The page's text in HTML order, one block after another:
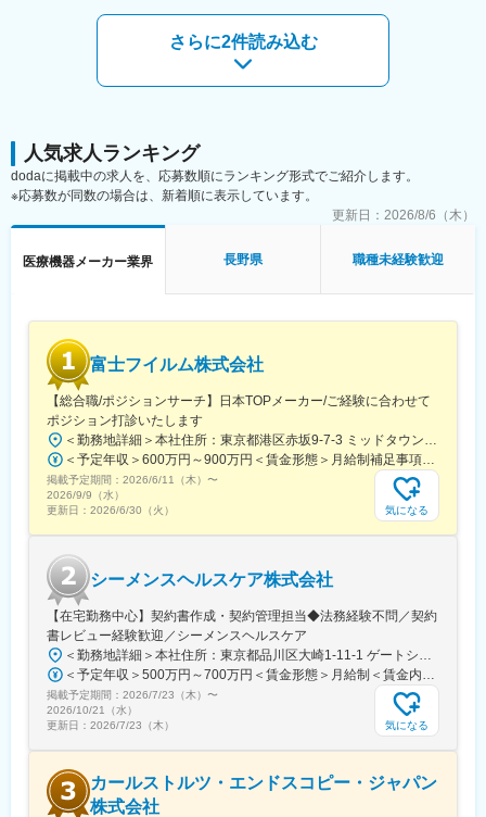
※保守点検は契約締結や請求業務はありますが、契約目標などの予
算はありません。
※緊急時の一次対応はコールセンターが対応です。二次対応として
後日修理に訪問することがメインとなります。
顧客から圧倒的な知名度があるだけでなく、業務を通して顧客と
深く接点を持てるため、営業職など社内連携を通して、顧客の検
査の質や生産性向上に貢献することができます。実際に本ポジシ
ョンからの声で製品改良に繋がった事例が複数あり、オープンな
環境、かつチーム全員で協力・分担する環境があります。
■働き方：
得ます。また大型連休など、医療機関がお休みの際に作業が集中
します。夜間/休日の対応は週単位でチームで当番制で行ってお
り、特定の人員が多くならないようにしています。また、当番や
緊急対応などで夜間/休日勤務を行なった場合は翌日半休や代休な
どを必ず取得いただくのが前提です。
■研修体制：
入社後6か月間は東京本社での研修を予定しております。（遠方の
方は住居を手配します。）取り扱い製品数は多いですが、支店配
属後も先輩社員との同行を通して業務習得していただくため、業
界未経験であっても一人立ちできるよう研修体制を整えておりま
変更の範囲：会社の定める業務
さらに2件読み込む
人気求人ランキング
dodaに掲載中の求人を、応募数順にランキング形式でご紹介します。
※応募数が同数の場合は、新着順に表示しています。
更新日： 2026/8/6（木）
医療機器メーカー業界 長野県 職種未経験歓迎
富士フイルム株式会社
【総合職/ポジションサーチ】日本TOPメーカー/ご経験に合わせて
ポジション打診いたします
＜勤務地詳細＞本社住所：東京都港区赤坂9-7-3 ミッドタウン・ウェスト勤務地最寄駅：東京メトロ日比谷線／都営大江戸線／六本木駅受動喫煙対策：敷地内全面禁煙変更の範囲：会社の定める事業所（リモートワーク含む）
＜予定年収＞600万円～900万円＜賃金形態＞月給制補足事項なし＜賃金内訳＞月額（基本給）：300,000円～500,000円＜月給＞300,000円～500,000円＜昇給有無＞有＜残業手当＞有賃金はあくまでも目安の金額であり、選考を通じて上下する可能性があります。月給(月額)は固定手当を含めた表記です。
掲載予定期間： 2026/6/11（木） 〜
2026/9/9（水）
更新日： 2026/6/30（火） 気になる
シーメンスヘルスケア株式会社
【在宅勤務中心】契約書作成・契約管理担当◆法務経験不問／契約
書レビュー経験歓迎／シーメンスヘルスケア
＜勤務地詳細＞本社住所：東京都品川区大崎1-11-1 ゲートシティ大崎ウエストタワー勤務地最寄駅：JR線／大崎駅受動喫煙対策：屋内全面禁煙変更の範囲：会社の定める事業所（リモートワーク含む）
＜予定年収＞500万円～700万円＜賃金形態＞月給制＜賃金内訳＞月額（基本給）：250,000円～500,000円＜月給＞250,000円～500,000円＜昇給有無＞有＜残業手当＞有＜給与補足＞※給与詳細は経験・能力・前職給与等を踏まえて決定致します。■昇給：年1回（10月）■賞与：年2回（6月・12月）賃金はあくまでも目安の金額であり、選考を通じて上下する可能性があります。月給(月額)は固定手当を含めた表記です。
掲載予定期間： 2026/7/23（木） 〜
2026/10/21（水）
更新日： 2026/7/23（木） 気になる
カールストルツ・エンドスコピー・ジャパン
株式会社